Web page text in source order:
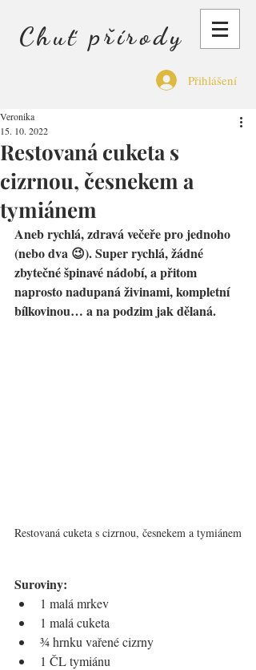
Chuť přírody
Přihlášení
Restovaná cuketa s
cizrnou, česnekem a
tymiánem
Veronika
15. 10. 2022
Aneb rychlá, zdravá večeře pro jednoho
(nebo dva 😉). Super rychlá, žádné
zbytečné špinavé nádobí, a přitom
naprosto nadupaná živinami, kompletní
bílkovinou… a na podzim jak dělaná.
Restovaná cuketa s cizrnou, česnekem a tymiánem
Suroviny:
1 malá mrkev
1 malá cuketa
¾ hrnku vařené cizrny
1 ČL tymiánu